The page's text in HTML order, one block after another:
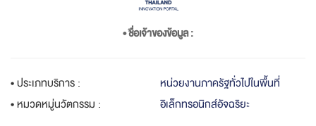
• ชื่อเจ้าของข้อมูล :
• ประเภทบริการ :
หน่วยงานภาครัฐทั่วไปในพื้นที่
• หมวดหมู่นวัตกรรม :
อิเล็กทรอนิกส์อัจฉริยะ